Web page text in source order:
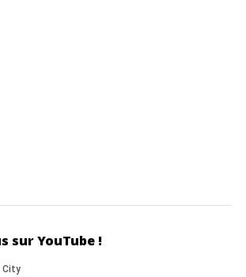
sur YouTube !